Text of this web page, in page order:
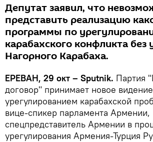
Депутат заявил, что
представить реализацию
программы по
карабахского конфликта без
Нагорного Карабаха.
ЕРЕВАН, 29 окт – Sputnik․ Партия
договор" принимает новое
урегулированием карабахской
вице-спикер парламента Армении,
спецпредставитель Армении в
урегулирования Армения-Турция